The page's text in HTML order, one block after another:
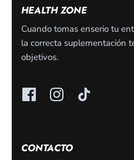
HEALTH ZONE
Cuando tomas enserio tu
la correcta suplementación
objetivos.
CONTACTO